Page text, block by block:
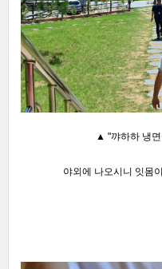
▲ "꺄하하 냉
야외에 나오시니 잇몸